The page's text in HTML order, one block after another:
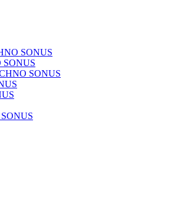
SONUS
SONUS
SONUS